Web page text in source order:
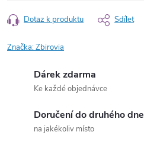
Dotaz k produktu Sdílet
Značka:Zbirovia
Dárek zdarma
Ke každé objednávce
Doručení do druhého dne
na jakékoliv místo